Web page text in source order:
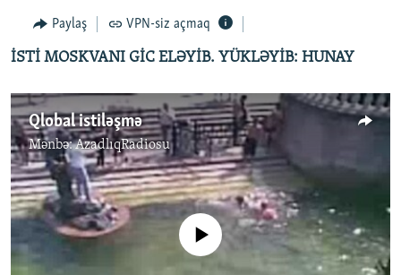
Axtarışa
keç
#ƏSLINDƏ
FƏRQƏ BAX
ARAŞDIRMA
MULTIMEDIA
VIDEO
FOTOQALEREYA
İNFOQRAFIKA
RADIO ARXIV
OXU ZALI
AZƏRBAYCAN ƏDƏBIYYATI KITABXANASI
HAQQIMIZDA
MISSIYAMIZ
BIZI IZLƏ
Paylaş VPN-siz açmaq
İSTİ MOSKVANI GİC ELƏYİB. YÜKLƏYİB: HUNAY
Qlobal istiləşmə
Mənbə:AzadlıqRadiosu
No media source currently available